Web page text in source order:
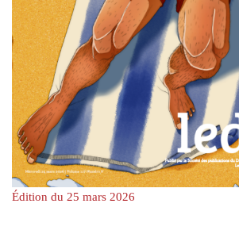
Édition du 25 mars 2026